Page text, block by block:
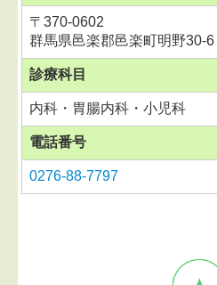
〒370-0602
群馬県邑楽郡邑楽町明野30-6
診療科目
内科・胃腸内科・小児科
電話番号
0276-88-7797